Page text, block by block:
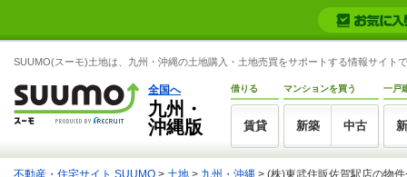
SUUMO(スーモ)土地は、九州・沖縄の土地購入・土地売買をサポートする情報サイト
全国へ
九州・
沖縄版
借りる
賃貸
マンションを買う
新築 中古
一戸
不動産・住宅サイト SUUMO > 土地 > 九州・沖縄 > (株)東武住販佐賀駅店の物